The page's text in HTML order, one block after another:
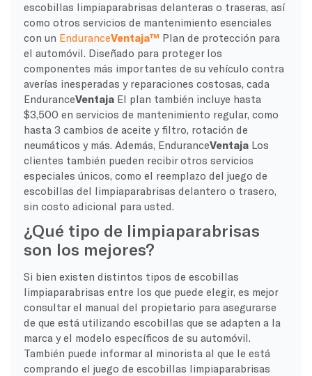
escobillas limpiaparabrisas delanteras o traseras, así
como otros servicios de mantenimiento esenciales
con un EnduranceVentaja™ Plan de protección para
el automóvil. Diseñado para proteger los
componentes más importantes de su vehículo contra
averías inesperadas y reparaciones costosas, cada
EnduranceVentajaEl plan también incluye hasta
$3,500 en servicios de mantenimiento regular, como
hasta 3 cambios de aceite y filtro, rotación de
neumáticos y más. Además, EnduranceVentajaLos
clientes también pueden recibir otros servicios
especiales únicos, como el reemplazo del juego de
escobillas del limpiaparabrisas delantero o trasero,
sin costo adicional para usted.
¿Qué tipo de limpiaparabrisas
son los mejores?
Si bien existen distintos tipos de escobillas
limpiaparabrisas entre los que puede elegir, es mejor
consultar el manual del propietario para asegurarse
de que está utilizando escobillas que se adapten a la
marca y el modelo específicos de su automóvil.
También puede informar al minorista al que le está
comprando el juego de escobillas limpiaparabrisas